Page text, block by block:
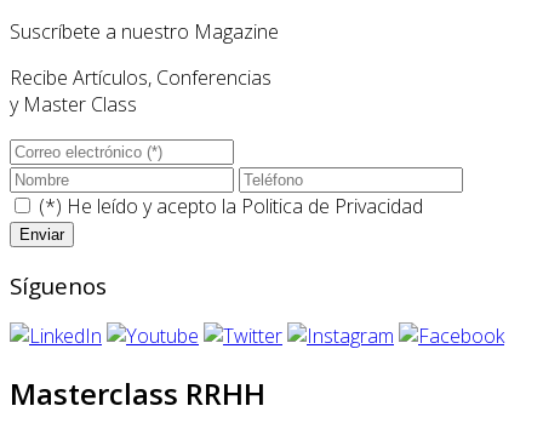
Suscríbete a nuestro Magazine
Recibe Artículos, Conferencias
y Master Class
(*) He leído y acepto la Politica de Privacidad
Síguenos
Masterclass RRHH